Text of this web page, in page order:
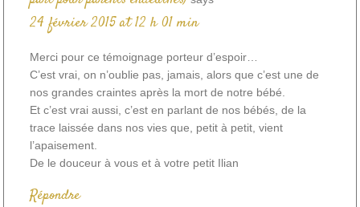
24 février 2015 at 12 h 01 min
Merci pour ce témoignage porteur d’espoir…
C’est vrai, on n’oublie pas, jamais, alors que c’est une de
nos grandes craintes après la mort de notre bébé.
Et c’est vrai aussi, c’est en parlant de nos bébés, de la
trace laissée dans nos vies que, petit à petit, vient
l’apaisement.
De le douceur à vous et à votre petit Ilian
Répondre